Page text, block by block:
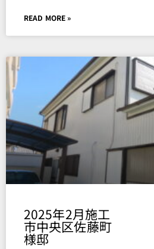
READ MORE »
2025年2月
市中央区
様邸